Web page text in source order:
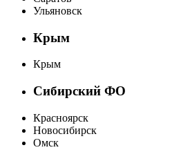
Ульяновск
Крым
Крым
Сибирский ФО
Красноярск
Новосибирск
Омск